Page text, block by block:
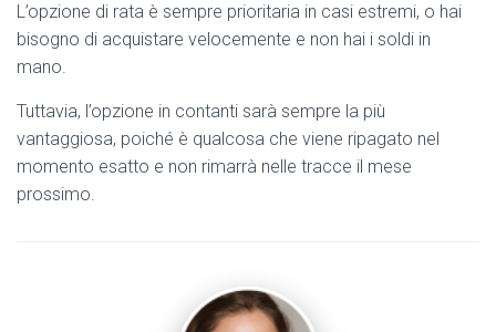
L’opzione di rata è sempre prioritaria in casi estremi, o hai
bisogno di acquistare velocemente e non hai i soldi in
mano.
Tuttavia, l’opzione in contanti sarà sempre la più
vantaggiosa, poiché è qualcosa che viene ripagato nel
momento esatto e non rimarrà nelle tracce il mese
prossimo.